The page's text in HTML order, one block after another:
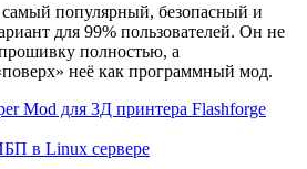
популярный, безопасный и
для 99% пользователей. Он не
полностью, а
неё как программный мод.